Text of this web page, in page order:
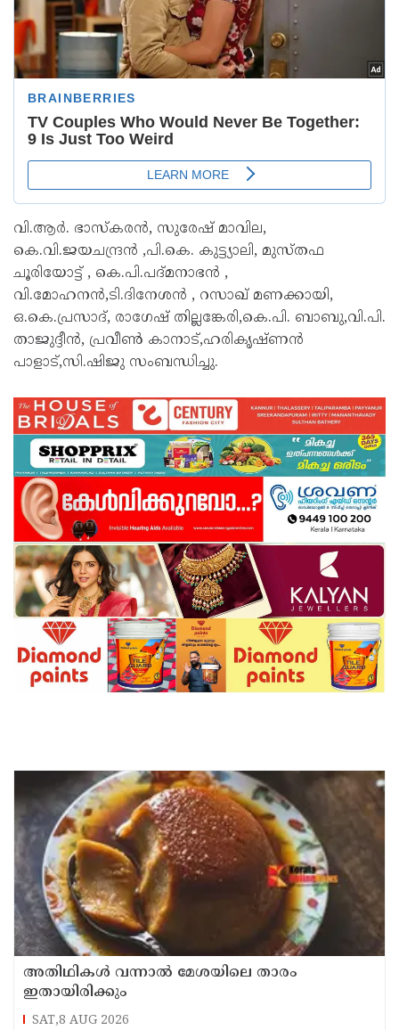
വി.ആർ. ഭാസ്കരൻ, സുരേഷ് മാവില,
കെ.വി.ജയചന്ദ്രൻ ,പി.കെ. കുട്ട്യാലി, മുസ്തഫ
ചൂരിയോട്ട് , കെ.പി.പദ്മനാഭൻ ,
വി.മോഹനൻ,ടി.ദിനേശൻ , റസാഖ് മണക്കായി,
ഒ.കെ.പ്രസാദ്, രാഗേഷ് തില്ലങ്കേരി,കെ.പി. ബാബു,വി.പി.
താജുദ്ദീൻ, പ്രവീൺ കാനാട്,ഹരികൃഷ്ണൻ
പാളാട്,സി.ഷിജു സംബന്ധിച്ചു.
അതിഥികൾ വന്നാൽ മേശയിലെ താരം
ഇതായിരിക്കും
SAT,8 AUG 2026